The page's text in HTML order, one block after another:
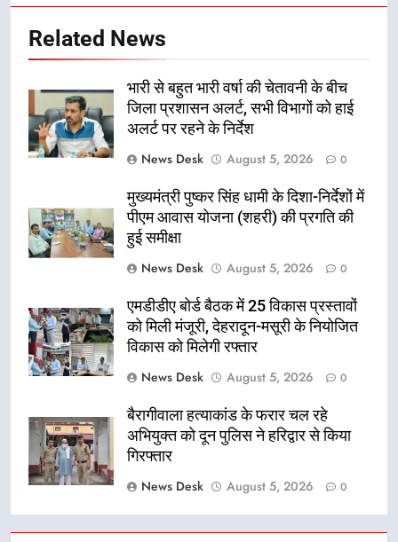
Related News
भारी से बहुत भारी वर्षा की चेतावनी के बीच
जिला प्रशासन अलर्ट, सभी विभागों को हाई
अलर्ट पर रहने के निर्देश
News Desk
August 5, 2026 0
मुख्यमंत्री पुष्कर सिंह धामी के दिशा-निर्देशों में
पीएम आवास योजना (शहरी) की प्रगति की
हुई समीक्षा
News Desk
August 5, 2026 0
एमडीडीए बोर्ड बैठक में 25 विकास प्रस्तावों
को मिली मंजूरी, देहरादून-मसूरी के नियोजित
विकास को मिलेगी रफ्तार
News Desk
August 5, 2026 0
बैरागीवाला हत्याकांड के फरार चल रहे
अभियुक्त को दून पुलिस ने हरिद्वार से किया
गिरफ्तार
News Desk
August 5, 2026 0